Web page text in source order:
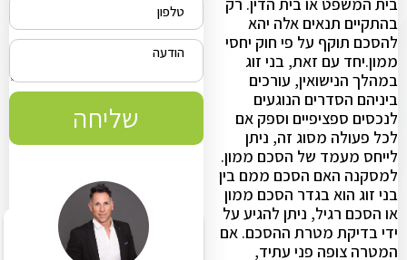
בית המשפט או בית הדין. רק
בהתקיים תנאים אלה יהא
להסכם תוקף על פי חוק יחסי
ממון.יחד עם זאת, בני זוג
במהלך הנישואין, עורכים
ביניהם הסדרים הנוגעים
לנכסים ספציפיים וספק אם
לכל פעולה מסוג זה, ניתן
לייחס מעמד של הסכם ממון.
למסקנה האם הסכם ממם בין
בני זוג הוא בגדר הסכם ממון
או הסכם רגיל, ניתן להגיע על
ידי בדיקת מטרת ההסכם. אם
המטרה צופה פני עתיד,
שליחה